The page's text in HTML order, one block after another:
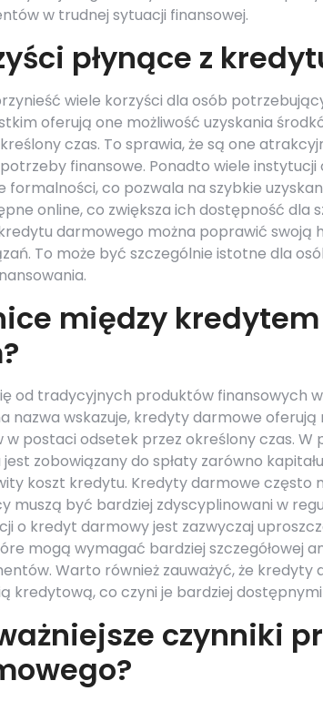
w trudnej sytuacji finansowej.
płynące z
wiele korzyści dla osób
oferują one możliwość uzyskania
czas. To sprawia, że są one
finansowe. Ponadto wiele
formalności, co pozwala na szybkie
online, co zwiększa ich dostępność dla
darmowego można poprawić swoją
To może być szczególnie istotne dla
między
od tradycyjnych produktów finansowych
nazwa wskazuje, kredyty darmowe
postaci odsetek przez określony czas.
zobowiązany do spłaty zarówno
koszt kredytu. Kredyty darmowe często
muszą być bardziej zdyscyplinowani w
o kredyt darmowy jest zazwyczaj
mogą wymagać bardziej szczegółowej
Warto również zauważyć, że
kredytową, co czyni je bardziej
czynniki